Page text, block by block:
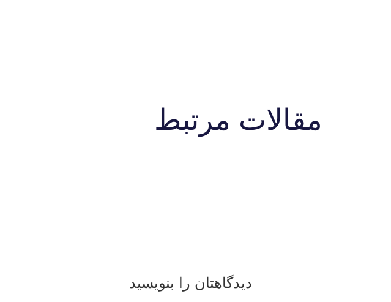
مقالات مرتبط
دیدگاهتان را بنویسید